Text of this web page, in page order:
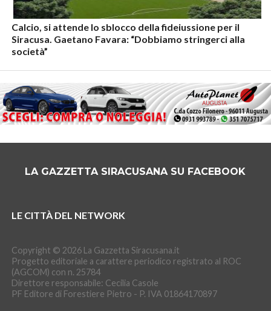
Calcio, si attende lo sblocco della fideiussione per il
Siracusa. Gaetano Favara: “Dobbiamo stringerci alla
società”
LA GAZZETTA SIRACUSANA SU FACEBOOK
LE CITTÀ DEL NETWORK
Copyright © 2026 La Gazzetta Siracusana.it
Progetto editoriale a carattere periodico registrato al ROC
(AGCOM) con n. 25784
Direttore responsabile: Cecilia Casole
PF Editore di Forestiere Pietro - P. IVA 01864170897